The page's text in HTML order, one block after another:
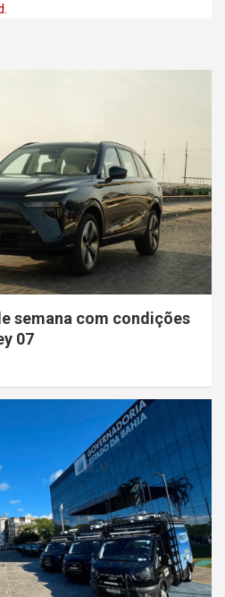
semana com condições
07